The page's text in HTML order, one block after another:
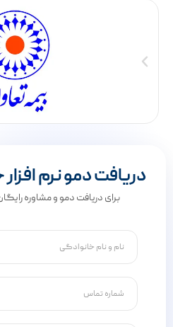
دریافت دمو نرم
برای دریافت دمو و مشاوره